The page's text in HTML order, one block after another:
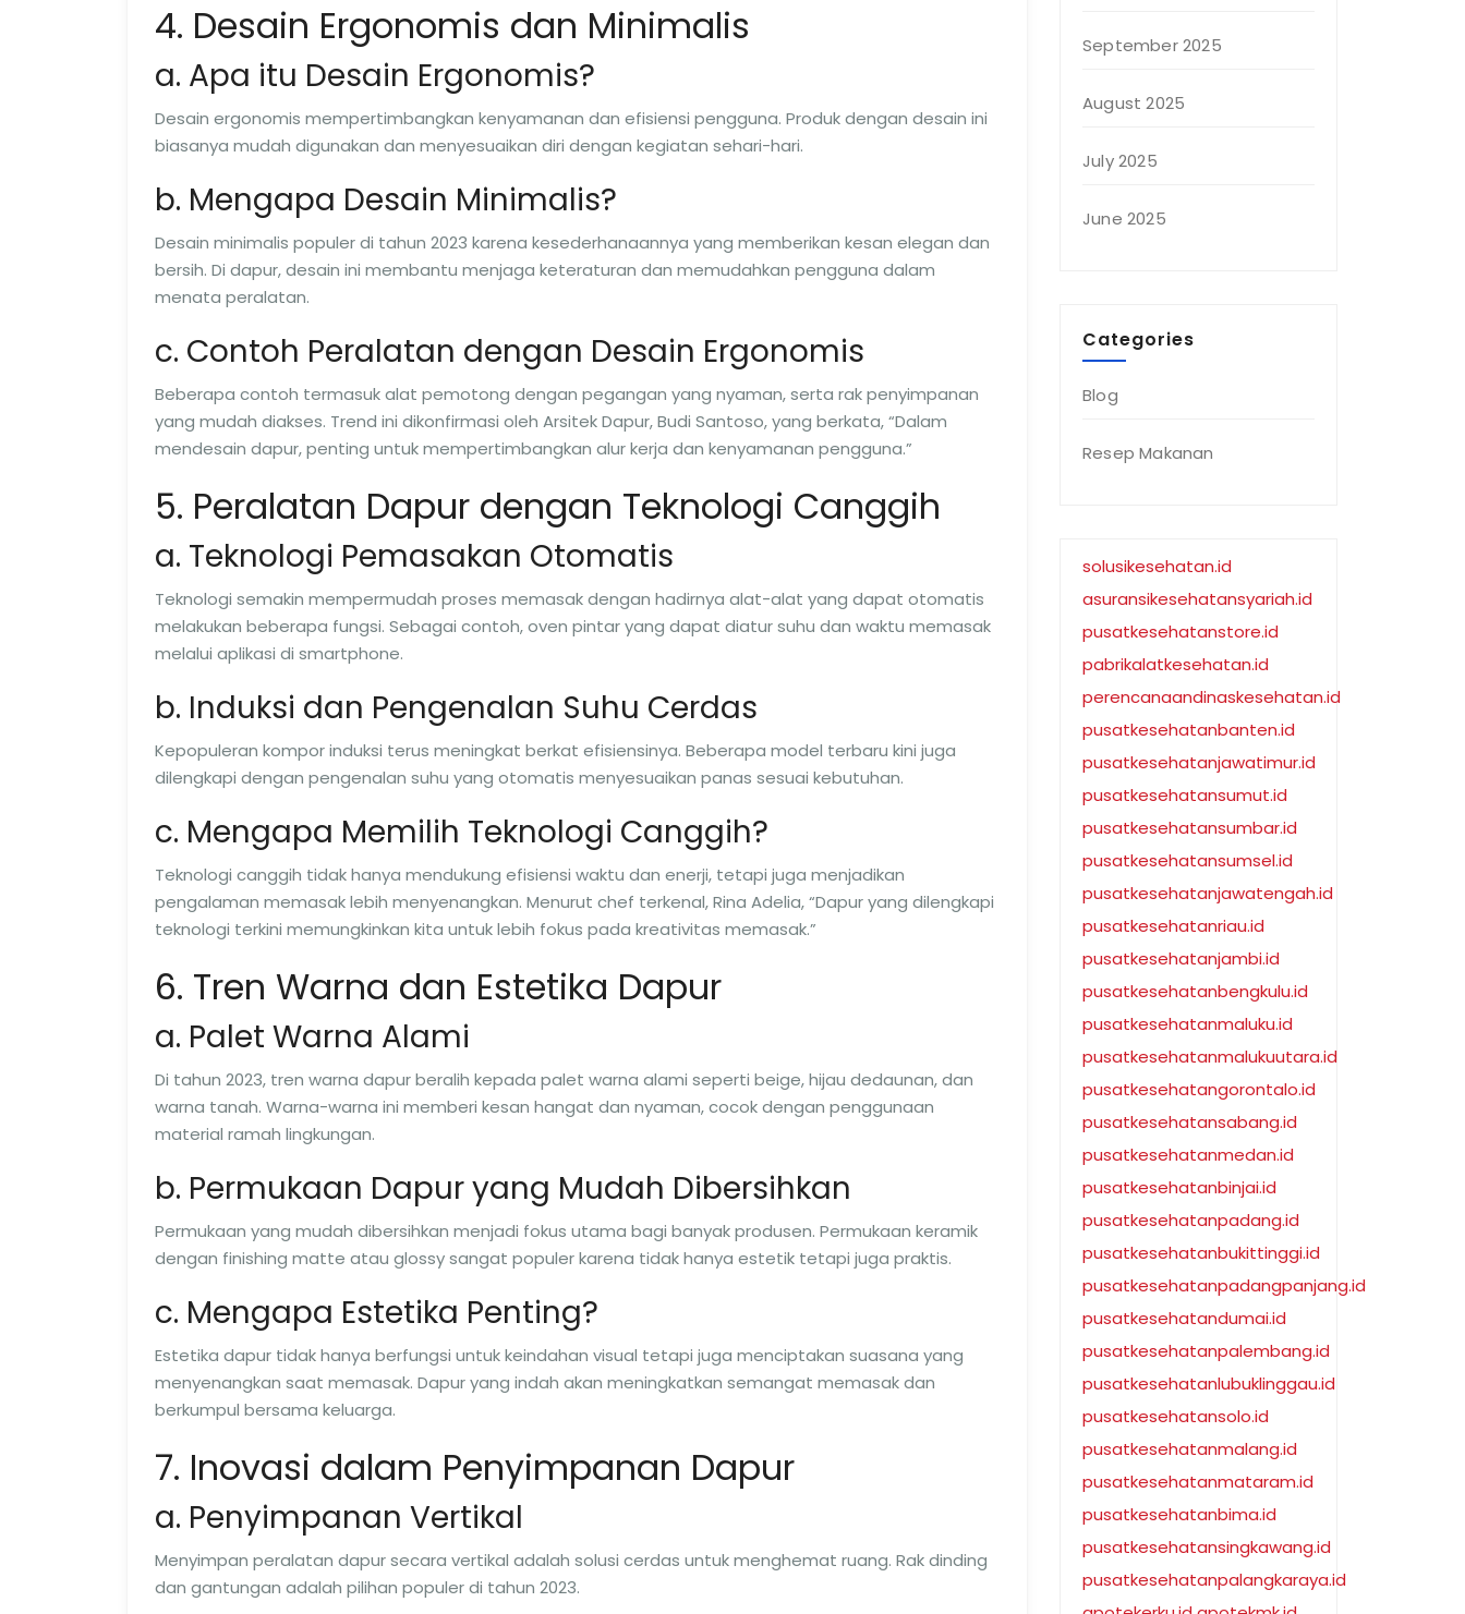
4. Desain Ergonomis dan Minimalis
a. Apa itu Desain Ergonomis?
Desain ergonomis mempertimbangkan kenyamanan dan efisiensi pengguna. Produk dengan desain ini
biasanya mudah digunakan dan menyesuaikan diri dengan kegiatan sehari-hari.
b. Mengapa Desain Minimalis?
Desain minimalis populer di tahun 2023 karena kesederhanaannya yang memberikan kesan elegan dan
bersih. Di dapur, desain ini membantu menjaga keteraturan dan memudahkan pengguna dalam
menata peralatan.
c. Contoh Peralatan dengan Desain Ergonomis
Beberapa contoh termasuk alat pemotong dengan pegangan yang nyaman, serta rak penyimpanan
yang mudah diakses. Trend ini dikonfirmasi oleh Arsitek Dapur, Budi Santoso, yang berkata, “Dalam
mendesain dapur, penting untuk mempertimbangkan alur kerja dan kenyamanan pengguna.”
5. Peralatan Dapur dengan Teknologi Canggih
a. Teknologi Pemasakan Otomatis
Teknologi semakin mempermudah proses memasak dengan hadirnya alat-alat yang dapat otomatis
melakukan beberapa fungsi. Sebagai contoh, oven pintar yang dapat diatur suhu dan waktu memasak
melalui aplikasi di smartphone.
b. Induksi dan Pengenalan Suhu Cerdas
Kepopuleran kompor induksi terus meningkat berkat efisiensinya. Beberapa model terbaru kini juga
dilengkapi dengan pengenalan suhu yang otomatis menyesuaikan panas sesuai kebutuhan.
c. Mengapa Memilih Teknologi Canggih?
Teknologi canggih tidak hanya mendukung efisiensi waktu dan enerji, tetapi juga menjadikan
pengalaman memasak lebih menyenangkan. Menurut chef terkenal, Rina Adelia, “Dapur yang dilengkapi
teknologi terkini memungkinkan kita untuk lebih fokus pada kreativitas memasak.”
6. Tren Warna dan Estetika Dapur
a. Palet Warna Alami
Di tahun 2023, tren warna dapur beralih kepada palet warna alami seperti beige, hijau dedaunan, dan
warna tanah. Warna-warna ini memberi kesan hangat dan nyaman, cocok dengan penggunaan
material ramah lingkungan.
b. Permukaan Dapur yang Mudah Dibersihkan
Permukaan yang mudah dibersihkan menjadi fokus utama bagi banyak produsen. Permukaan keramik
dengan finishing matte atau glossy sangat populer karena tidak hanya estetik tetapi juga praktis.
c. Mengapa Estetika Penting?
Estetika dapur tidak hanya berfungsi untuk keindahan visual tetapi juga menciptakan suasana yang
menyenangkan saat memasak. Dapur yang indah akan meningkatkan semangat memasak dan
berkumpul bersama keluarga.
7. Inovasi dalam Penyimpanan Dapur
a. Penyimpanan Vertikal
Menyimpan peralatan dapur secara vertikal adalah solusi cerdas untuk menghemat ruang. Rak dinding
dan gantungan adalah pilihan populer di tahun 2023.
September 2025
August 2025
July 2025
June 2025
Categories
Blog
Resep Makanan
solusikesehatan.id
asuransikesehatansyariah.id
pusatkesehatanstore.id
pabrikalatkesehatan.id
perencanaandinaskesehatan.id
pusatkesehatanbanten.id
pusatkesehatanjawatimur.id
pusatkesehatansumut.id
pusatkesehatansumbar.id
pusatkesehatansumsel.id
pusatkesehatanjawatengah.id
pusatkesehatanriau.id
pusatkesehatanjambi.id
pusatkesehatanbengkulu.id
pusatkesehatanmaluku.id
pusatkesehatanmalukuutara.id
pusatkesehatangorontalo.id
pusatkesehatansabang.id
pusatkesehatanmedan.id
pusatkesehatanbinjai.id
pusatkesehatanpadang.id
pusatkesehatanbukittinggi.id
pusatkesehatanpadangpanjang.id
pusatkesehatandumai.id
pusatkesehatanpalembang.id
pusatkesehatanlubuklinggau.id
pusatkesehatansolo.id
pusatkesehatanmalang.id
pusatkesehatanmataram.id
pusatkesehatanbima.id
pusatkesehatansingkawang.id
pusatkesehatanpalangkaraya.id